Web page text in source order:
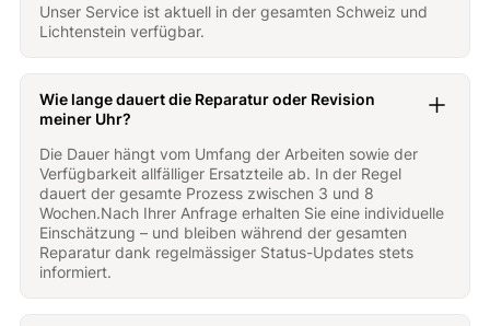
Unser Service ist aktuell in der gesamten Schweiz und
Lichtenstein verfügbar.
Wie lange dauert die Reparatur oder Revision
meiner Uhr?
Die Dauer hängt vom Umfang der Arbeiten sowie der
Verfügbarkeit allfälliger Ersatzteile ab. In der Regel
dauert der gesamte Prozess zwischen 3 und 8
Wochen.Nach Ihrer Anfrage erhalten Sie eine individuelle
Einschätzung – und bleiben während der gesamten
Reparatur dank regelmässiger Status-Updates stets
informiert.